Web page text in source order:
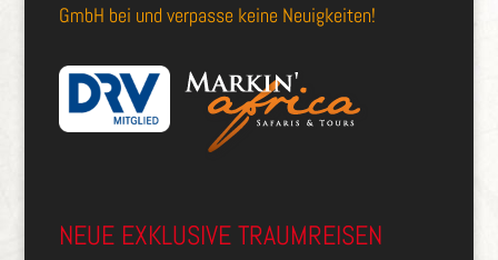
GmbH bei und verpasse keine Neuigkeiten!
NEUE EXKLUSIVE TRAUMREISEN